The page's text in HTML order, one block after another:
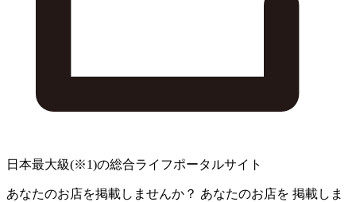
日本最大級(※1)の総合ライフポータルサイト
あなたのお店を掲載しませんか？ あなたのお店を 掲載しま